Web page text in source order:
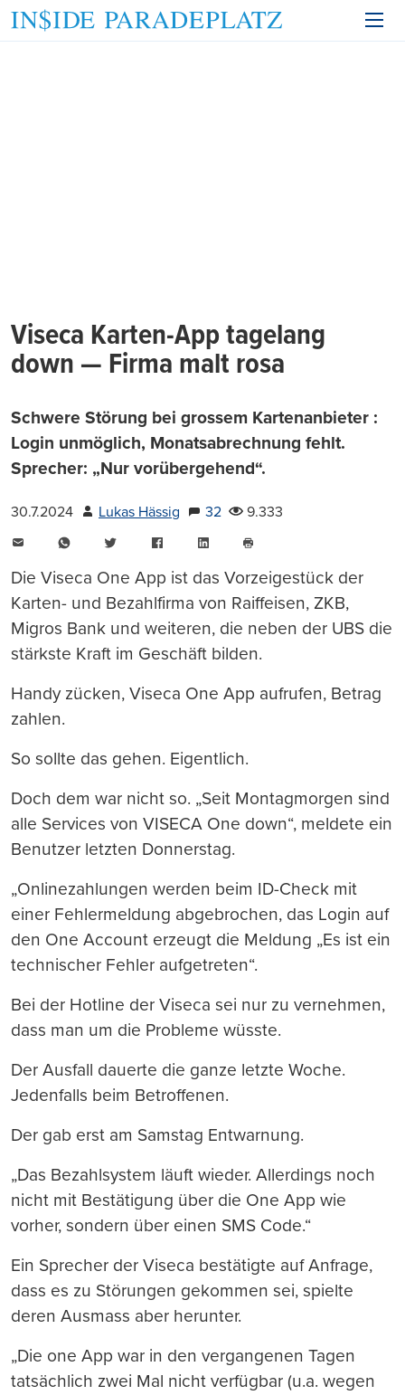
Viseca Karten-App tagelang
down — Firma malt rosa
Schwere Störung bei grossem Kartenanbieter :
Login unmöglich, Monatsabrechnung fehlt.
Sprecher: „Nur vorübergehend“.
30.7.2024 Lukas Hässig 32
9.333
WhatsAppTwitter FacebookLinkedIn
drucken
Die Viseca One App ist das Vorzeigestück der
Karten- und Bezahlfirma von Raiffeisen, ZKB,
Migros Bank und weiteren, die neben der UBS die
stärkste Kraft im Geschäft bilden.
Handy zücken, Viseca One App aufrufen, Betrag
zahlen.
So sollte das gehen. Eigentlich.
Doch dem war nicht so. „Seit Montagmorgen sind
alle Services von VISECA One down“, meldete ein
Benutzer letzten Donnerstag.
„Onlinezahlungen werden beim ID-Check mit
einer Fehlermeldung abgebrochen, das Login auf
den One Account erzeugt die Meldung „Es ist ein
technischer Fehler aufgetreten“.
Bei der Hotline der Viseca sei nur zu vernehmen,
dass man um die Probleme wüsste.
Der Ausfall dauerte die ganze letzte Woche.
Jedenfalls beim Betroffenen.
Der gab erst am Samstag Entwarnung.
„Das Bezahlsystem läuft wieder. Allerdings noch
nicht mit Bestätigung über die One App wie
vorher, sondern über einen SMS Code.“
Ein Sprecher der Viseca bestätigte auf Anfrage,
dass es zu Störungen gekommen sei, spielte
deren Ausmass aber herunter.
„Die one App war in den vergangenen Tagen
tatsächlich zwei Mal nicht verfügbar (u.a. wegen